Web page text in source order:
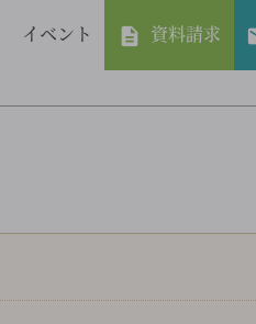
イベント 資料請求